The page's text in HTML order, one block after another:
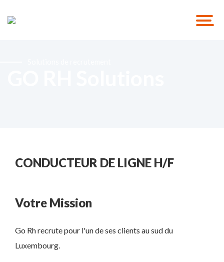
CONDUCTEUR DE LIGNE H/F
Votre Mission
Go Rh recrute pour l'un de ses clients au sud du
Luxembourg.